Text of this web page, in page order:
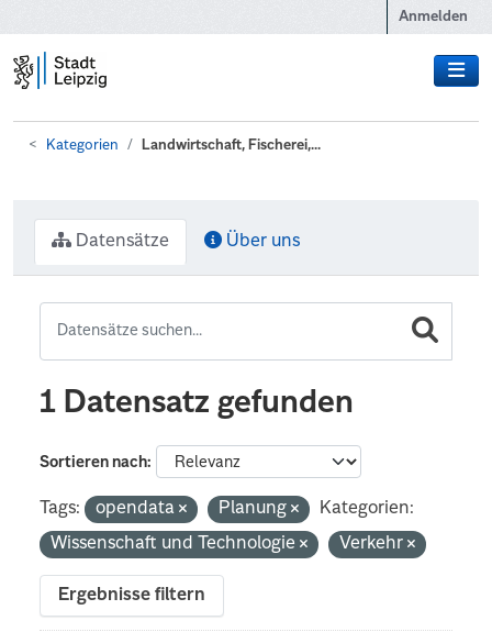
Anmelden
Kategorien Landwirtschaft, Fischerei,...
Datensätze Über uns
1 Datensatz gefunden
Sortieren nach
Tags: opendata Planung
Kategorien:
Wissenschaft und Technologie
Verkehr
Ergebnisse filtern